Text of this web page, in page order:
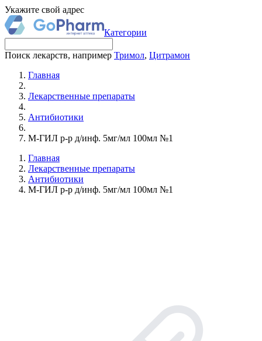
Укажите свой адрес
Категории
Поиск лекарств, например Тримол, Цитрамон
Главная
Лекарственные препараты
Антибиотики
М-ГИЛ р-р д/инф. 5мг/мл 100мл №1
Главная
Лекарственные препараты
Антибиотики
М-ГИЛ р-р д/инф. 5мг/мл 100мл №1